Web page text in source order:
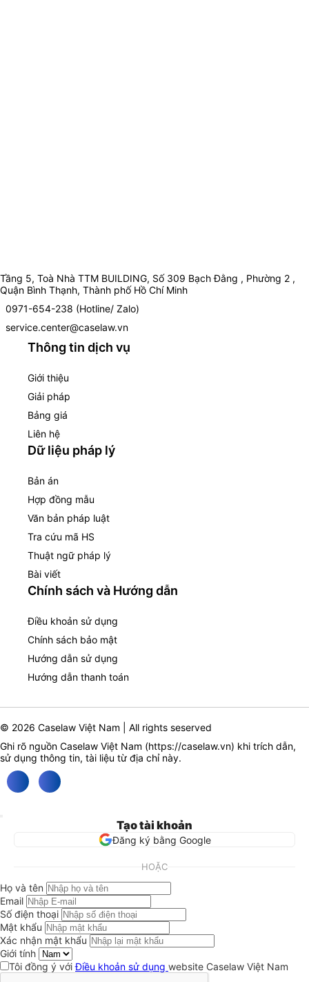
Tầng 5, Toà Nhà TTM BUILDING, Số 309 Bạch Đằng , Phường 2 ,
Quận Bình Thạnh, Thành phố Hồ Chí Minh
0971-654-238 (Hotline/ Zalo)
service.center@caselaw.vn
Thông tin dịch vụ
Giới thiệu
Giải pháp
Bảng giá
Liên hệ
Dữ liệu pháp lý
Bản án
Hợp đồng mẫu
Văn bản pháp luật
Tra cứu mã HS
Thuật ngữ pháp lý
Bài viết
Chính sách và Hướng dẫn
Điều khoản sử dụng
Chính sách bảo mật
Hướng dẫn sử dụng
Hướng dẫn thanh toán
© 2026 Caselaw Việt Nam | All rights seserved
Ghi rõ nguồn Caselaw Việt Nam (https://caselaw.vn) khi trích dẫn,
sử dụng thông tin, tài liệu từ địa chỉ này.
Tạo tài khoản
Đăng ký bằng Google
HOẶC
Họ và tên
Email
Số điện thoại
Mật khẩu
Xác nhận mật khẩu
Giới tính
Tôi đồng ý vớiĐiều khoản sử dụng website Caselaw Việt Nam